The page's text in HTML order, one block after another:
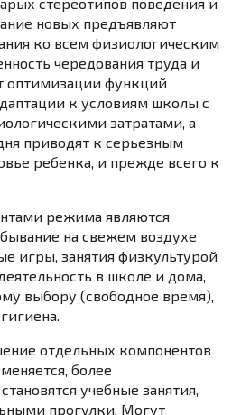
новых предъявляют
ко всем физиологическим
чередования труда и
оптимизации функций
к условиям школы с
затратами, а
приводят к серьезным
ребенка, и прежде всего к
режима являются
на свежем воздухе
игры, занятия физкультурой
в школе и дома,
выбору (свободное время),
отдельных компонентов
более
учебные занятия,
прогулки. Могут